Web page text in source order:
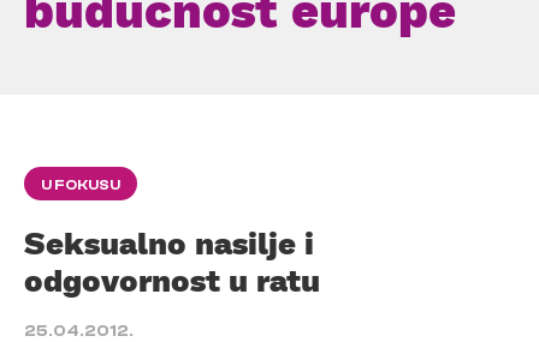
U FOKUSU
Seksualno nasilje i
odgovornost u ratu
25.04.2012.